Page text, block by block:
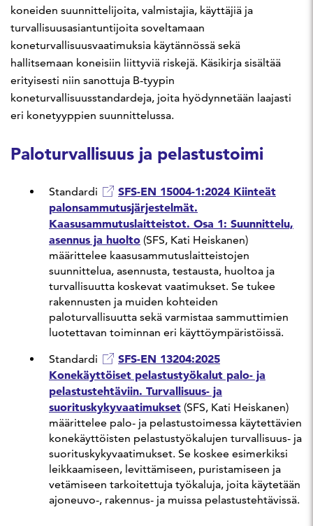
koneiden suunnittelijoita, valmistajia, käyttäjiä ja
turvallisuusasiantuntijoita soveltamaan
koneturvallisuusvaatimuksia käytännössä sekä
hallitsemaan koneisiin liittyviä riskejä. Käsikirja sisältää
erityisesti niin sanottuja B-tyypin
koneturvallisuusstandardeja, joita hyödynnetään laajasti
eri konetyyppien suunnittelussa.
Paloturvallisuus ja pelastustoimi
Standardi
SFS-EN 15004-1:2024 Kiinteät
palonsammutusjärjestelmät.
Kaasusammutuslaitteistot. Osa 1: Suunnittelu,
asennus ja huolto (SFS, Kati Heiskanen)
määrittelee kaasusammutuslaitteistojen
suunnittelua, asennusta, testausta, huoltoa ja
turvallisuutta koskevat vaatimukset. Se tukee
rakennusten ja muiden kohteiden
paloturvallisuutta sekä varmistaa sammuttimien
luotettavan toiminnan eri käyttöympäristöissä.
Standardi
SFS-EN 13204:2025
Konekäyttöiset pelastustyökalut palo- ja
pelastustehtäviin. Turvallisuus- ja
suorituskykyvaatimukset (SFS, Kati Heiskanen)
määrittelee palo- ja pelastustoimessa käytettävien
konekäyttöisten pelastustyökalujen turvallisuus- ja
suorituskykyvaatimukset. Se koskee esimerkiksi
leikkaamiseen, levittämiseen, puristamiseen ja
vetämiseen tarkoitettuja työkaluja, joita käytetään
ajoneuvo-, rakennus- ja muissa pelastustehtävissä.